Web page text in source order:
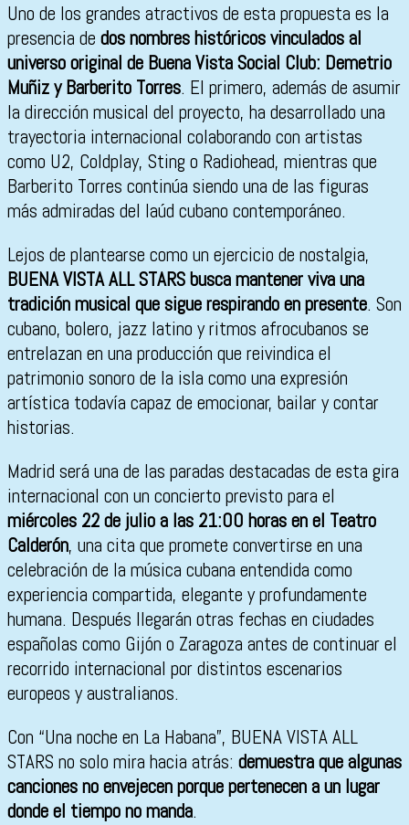
Uno de los grandes atractivos de esta propuesta es la
presencia de dos nombres históricos vinculados al
universo original de Buena Vista Social Club: Demetrio
Muñiz y Barberito Torres. El primero, además de asumir
la dirección musical del proyecto, ha desarrollado una
trayectoria internacional colaborando con artistas
como U2, Coldplay, Sting o Radiohead, mientras que
Barberito Torres continúa siendo una de las figuras
más admiradas del laúd cubano contemporáneo.
Lejos de plantearse como un ejercicio de nostalgia,
BUENA VISTA ALL STARS busca mantener viva una
tradición musical que sigue respirando en presente. Son
cubano, bolero, jazz latino y ritmos afrocubanos se
entrelazan en una producción que reivindica el
patrimonio sonoro de la isla como una expresión
artística todavía capaz de emocionar, bailar y contar
historias.
Madrid será una de las paradas destacadas de esta gira
internacional con un concierto previsto para el
miércoles 22 de julio a las 21:00 horas en el Teatro
Calderón, una cita que promete convertirse en una
celebración de la música cubana entendida como
experiencia compartida, elegante y profundamente
humana. Después llegarán otras fechas en ciudades
españolas como Gijón o Zaragoza antes de continuar el
recorrido internacional por distintos escenarios
europeos y australianos.
Con “Una noche en La Habana”, BUENA VISTA ALL
STARS no solo mira hacia atrás: demuestra que algunas
canciones no envejecen porque pertenecen a un lugar
donde el tiempo no manda.